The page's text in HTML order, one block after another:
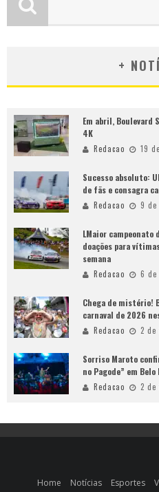
+
Em abril, Boulevard
4K
Redacao 19
Sucesso absoluto:
de fãs e consagra
Redacao 9 de
LMaior
doações para
semana
Redacao 6 de
Chega de mistério!
carnaval de 2026
Redacao 2 de
Sorriso Maroto
no Pagode” em
Redacao 2 de
Home Notícias Esportes